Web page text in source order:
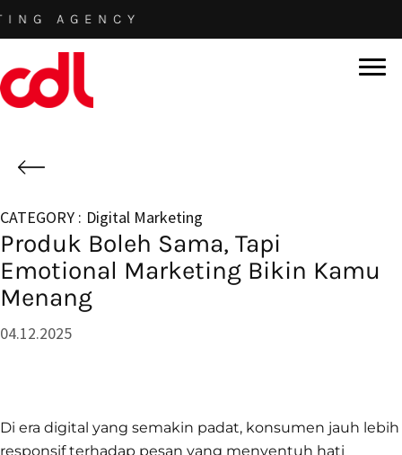
Skip
to
main
content
AGENCY
Digital Marketing
Produk Boleh Sama, Tapi
Emotional Marketing Bikin Kamu
Menang
04.12.2025
Di era digital yang semakin padat, konsumen jauh lebih
responsif terhadap pesan yang menyentuh hati